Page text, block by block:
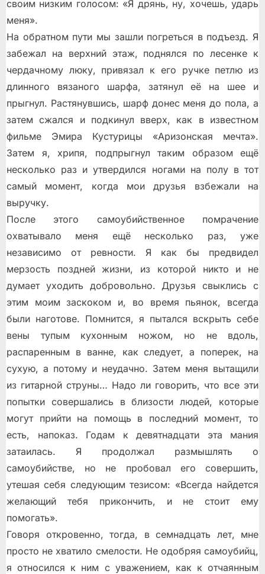
своим низким голосом: «Я дрянь, ну, хочешь, ударь
меня».
На обратном пути мы зашли погреться в подъезд. Я
забежал на верхний этаж, поднялся по лесенке к
чердачному люку, привязал к его ручке петлю из
длинного вязаного шарфа, затянул её на шее и
прыгнул. Растянувшись, шарф донес меня до пола, а
затем сжался и подкинул вверх, как в известном
фильме Эмира Кустурицы «Аризонская мечта».
Затем я, хрипя, подпрыгнул таким образом ещё
несколько раз и утвердился ногами на полу в тот
самый момент, когда мои друзья взбежали на
выручку.
После этого самоубийственное помрачение
охватывало меня ещё несколько раз, уже
независимо от ревности. Я как бы предвидел
мерзость поздней жизни, из которой никто и не
думает уходить добровольно. Друзья свыклись с
этим моим заскоком и, во время пьянок, всегда
были наготове. Помнится, я пытался вскрыть себе
вены тупым кухонным ножом, но не вдоль,
распаренным в ванне, как следует, а поперек, на
сухую, а потому и неудачно. Затем меня вытащили
из гитарной струны… Надо ли говорить, что все эти
попытки совершались в близости людей, которые
могут прийти на помощь в последний момент, то
есть, напоказ. Годам к девятнадцати эта мания
затаилась. Я продолжал размышлять о
самоубийстве, но не пробовал его совершить,
утешая себя следующим тезисом: «Всегда найдется
желающий тебя прикончить, и не стоит ему
помогать».
Говоря откровенно, тогда, в семнадцать лет, мне
просто не хватило смелости. Не одобряя самоубийц,
я относился к ним с уважением, как к отчаянным